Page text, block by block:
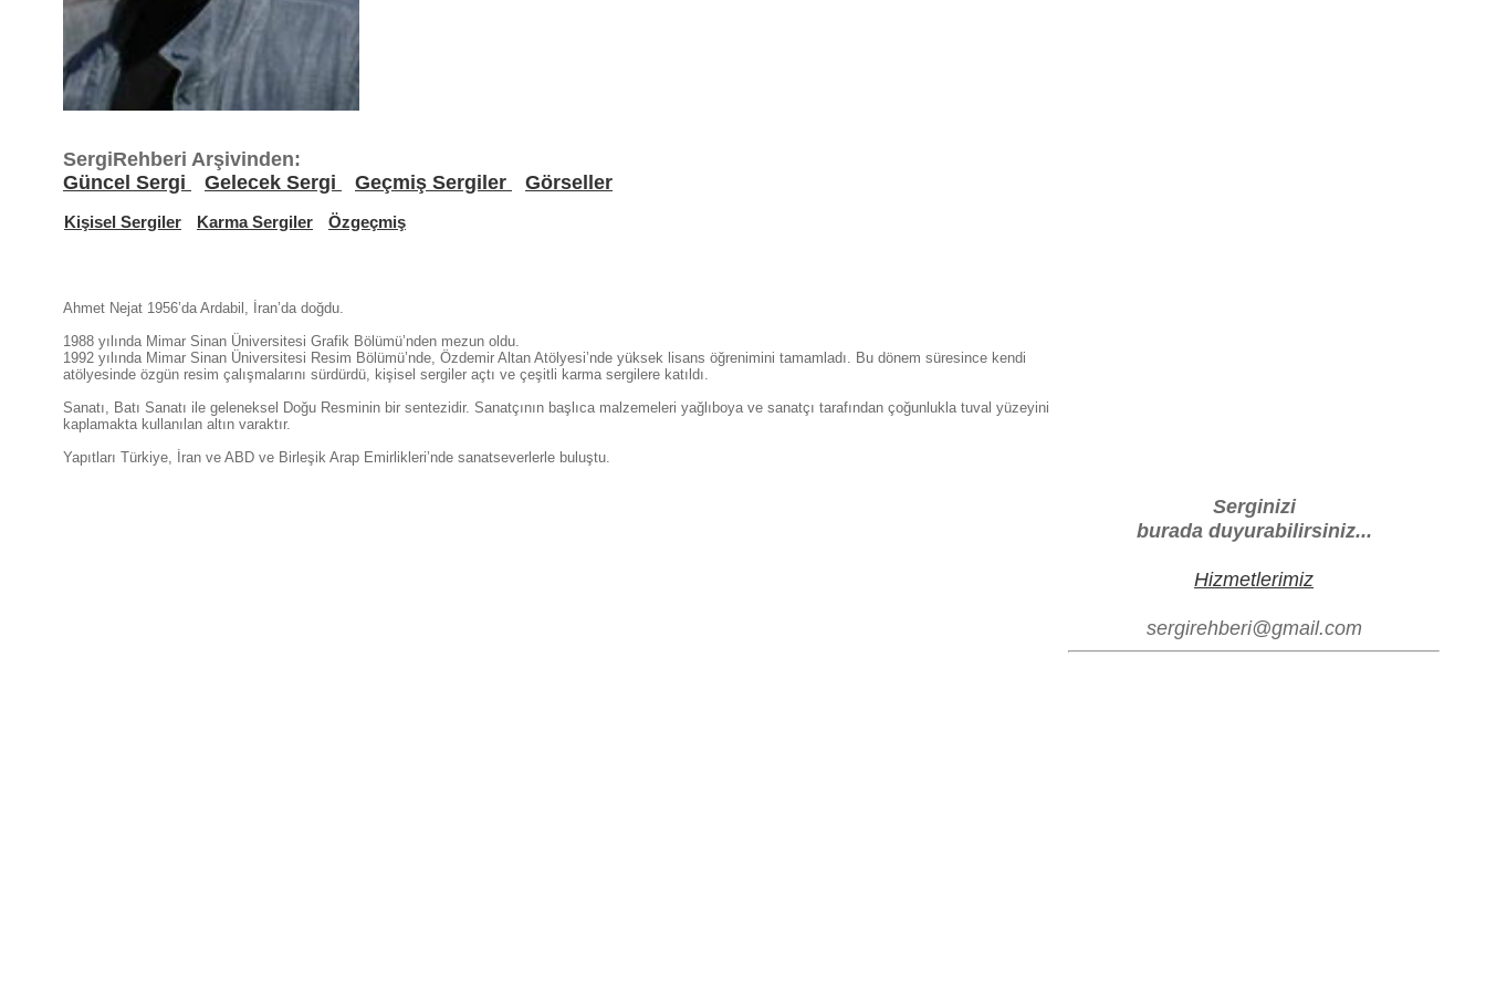
SergiRehberi Arşivinden:
Güncel Sergi
Gelecek Sergi Geçmiş Sergiler Görseller
Kişisel Sergiler Karma Sergiler Özgeçmiş
Ahmet Nejat 1956’da Ardabil, İran’da doğdu.
1988 yılında Mimar Sinan Üniversitesi Grafik Bölümü’nden mezun oldu.
1992 yılında Mimar Sinan Üniversitesi Resim Bölümü’nde, Özdemir Altan Atölyesi’nde yüksek lisans öğrenimini tamamladı. Bu dönem süresince kendi
atölyesinde özgün resim çalışmalarını sürdürdü, kişisel sergiler açtı ve çeşitli karma sergilere katıldı.
Sanatı, Batı Sanatı ile geleneksel Doğu Resminin bir sentezidir. Sanatçının başlıca malzemeleri yağlıboya ve sanatçı tarafından çoğunlukla tuval yüzeyini
kaplamakta kullanılan altın varaktır.
Yapıtları Türkiye, İran ve ABD ve Birleşik Arap Emirlikleri’nde sanatseverlerle buluştu.
Serginizi
burada duyurabilirsiniz...
Hizmetlerimiz
sergirehberi@gmail.com